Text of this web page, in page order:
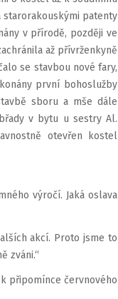
starorakouskými patenty
v přírodě, později ve
až přívrženkyně
se stavbou nové fary,
první bohoslužby
sboru a mše dále
v bytu u sestry Al.
otevřen kostel
výročí. Jaká oslava
akcí. Proto jsme to
zváni.“
připomínce červnového